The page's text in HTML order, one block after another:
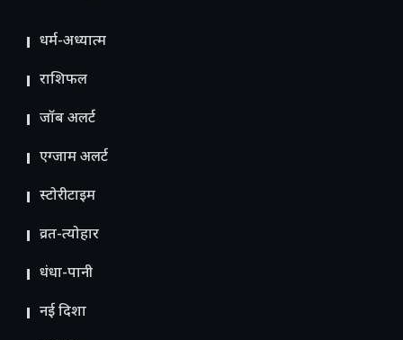
धर्म-अध्यात्म
राशिफल
जॉब अलर्ट
एग्जाम अलर्ट
स्टोरीटाइम
व्रत-त्योहार
धंधा-पानी
नई दिशा